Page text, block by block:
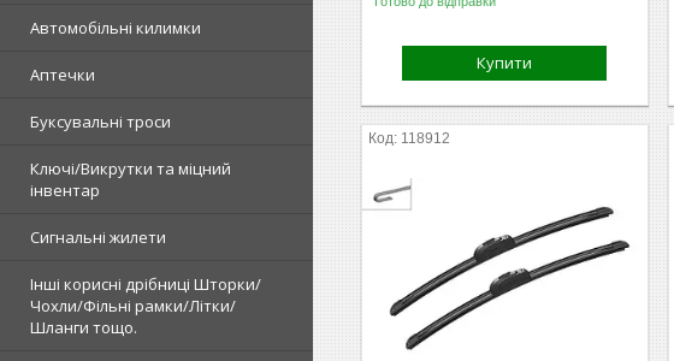
Автомобільні килимки
Аптечки
Буксувальні троси
Ключі/Викрутки та міцний
інвентар
Сигнальні жилети
Інші корисні дрібниці Шторки/
Чохли/Фільні рамки/Літки/
Шланги тощо.
Купити
118912